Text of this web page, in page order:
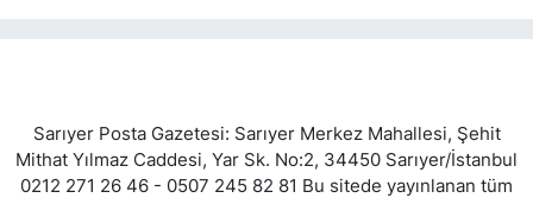
Sarıyer Posta Gazetesi: Sarıyer Merkez Mahallesi, Şehit
Mithat Yılmaz Caddesi, Yar Sk. No:2, 34450 Sarıyer/İstanbul
0212 271 26 46 - 0507 245 82 81 Bu sitede yayınlanan tüm